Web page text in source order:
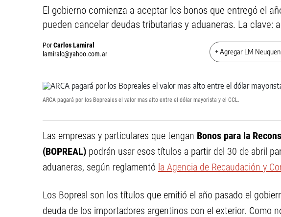
El gobierno comienza a aceptar los bonos que entregó el
pueden cancelar deudas tributarias y aduaneras. La clave:
PorCarlos Lamiral
lamiralc@yahoo.com.ar
+ Agregar LM
ARCA pagará por los Bopreales el valor mas alto entre el dólar mayorista y el CCL.
Las empresas y particulares que tengan Bonos para la
(BOPREAL) podrán usar esos títulos a partir del 30 de abril
aduaneras, según reglamentó la Agencia de Recaudación y
Los Bopreal son los títulos que emitió el año pasado el
deuda de los importadores argentinos con el exterior. Como